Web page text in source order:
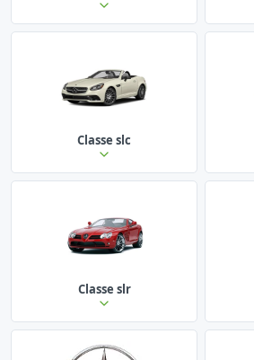
Classe slc
Classe slr